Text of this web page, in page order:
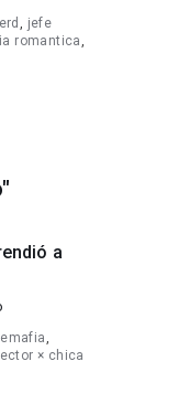
, jefe
romantica,
a
,
× chica